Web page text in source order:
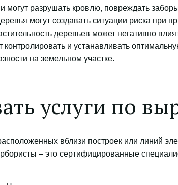
разрушать кровлю, повреждать
могут создавать ситуации риска при
деревьев может негативно
и устанавливать
на земельном участке.
услуги по
вблизи построек или линий
– это сертифицированные